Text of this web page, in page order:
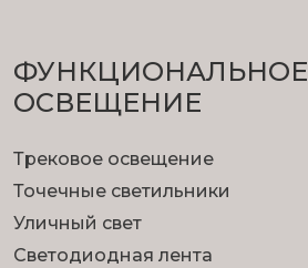
ФУНКЦИОНА­ЛЬНОЕ
ОСВЕЩЕНИЕ
Трековое освещение
Точечные светильники
Уличный свет
Светодиодная лента